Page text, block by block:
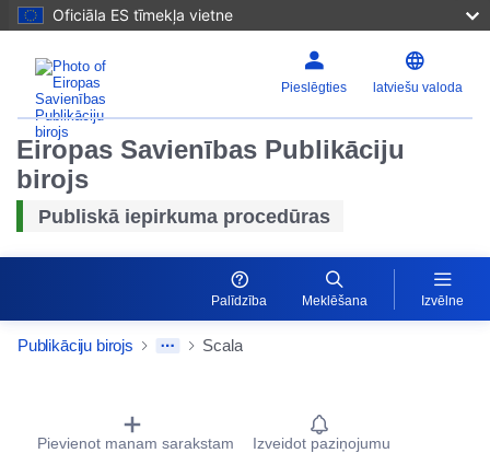
Oficiāla ES tīmekļa vietne
Pieslēgties latviešu valoda
Eiropas Savienības Publikāciju
birojs
Publiskā iepirkuma procedūras
Palīdzība Meklēšana Izvēlne
Publikāciju birojs Scala
Procurement Detail Actions Portlet
Pievienot manam sarakstam Izveidot paziņojumu